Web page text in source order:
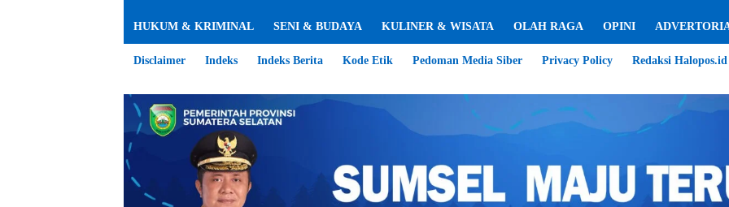
HUKUM & KRIMINAL SENI & BUDAYA KULINER & WISATA OLAH RAGA OPINI
Disclaimer Indeks Indeks Berita Kode Etik Pedoman Media Siber Privacy Policy Redaksi Halopos.id